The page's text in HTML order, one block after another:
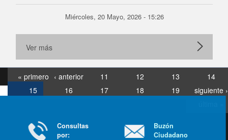
Miércoles, 20 Mayo, 2026 - 15:26
Ver más
« primero ‹ anterior 11 12 13
14
15
16 17 18 19
siguiente ›
Consultas
por:
Buzón
Ciudadano